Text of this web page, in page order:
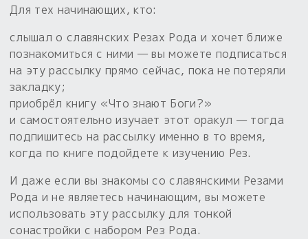
Товары со скидкой
Новинки
Товары недели
Безоплатная доставка
на заказ от 4 тыс. руб. со скидкой
Оберег в подарок
к заказу от 3 тыс. руб.
Для тех начинающих, кто:
слышал о славянских Резах Рода и хочет ближе
познакомиться с ними — вы можете подписаться
на эту рассылку прямо сейчас, пока не потеряли
закладку;
приобрёл книгу «Что знают Боги?»
и самостоятельно изучает этот оракул — тогда
подпишитесь на рассылку именно в то время,
когда по книге подойдете к изучению Рез.
И даже если вы знакомы со славянскими Резами
Рода и не являетесь начинающим, вы можете
использовать эту рассылку для тонкой
сонастройки с набором Рез Рода.